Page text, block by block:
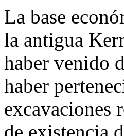
La base
la antigua
haber venido
haber
excavaciones